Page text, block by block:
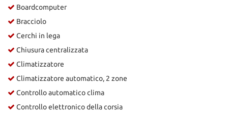
Boardcomputer
Bracciolo
Cerchi in lega
Chiusura centralizzata
Climatizzatore
Climatizzatore automatico, 2 zone
Controllo automatico clima
Controllo elettronico della corsia